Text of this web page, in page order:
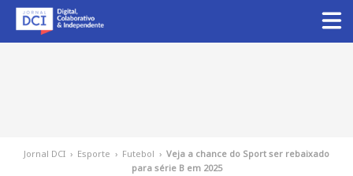
Jornal DCI › Esporte › Futebol › Veja a chance do Sport ser rebaixado
para série B em 2025